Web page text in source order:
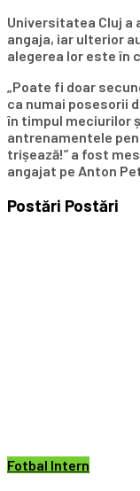
Universitatea Cluj a
angaja, iar ulterior
alegerea lor este în
„Poate fi doar
ca numai posesorii
în timpul meciurilor
antrenamentele
trișează!” a fost
angajat pe Anton
Postări Postări
Fotbal Intern